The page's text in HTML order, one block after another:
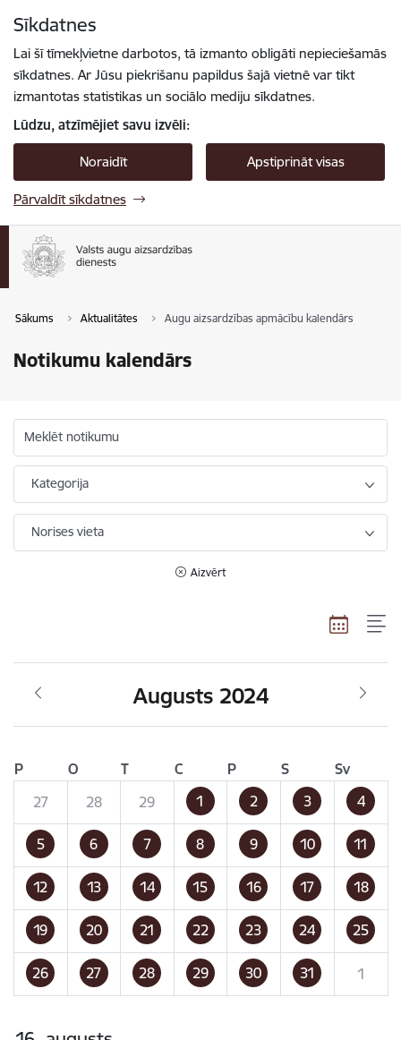
Sīkdatnes
Lai šī tīmekļvietne darbotos, tā izmanto obligāti nepieciešamās
sīkdatnes. Ar Jūsu piekrišanu papildus šajā vietnē var tikt
izmantotas statistikas un sociālo mediju sīkdatnes.
Lūdzu, atzīmējiet savu izvēli:
Noraidīt Apstiprināt visas
Pārvaldīt sīkdatnes
Sākums Aktualitātes Augu aizsardzības apmācību kalendārs
Notikumu kalendārs
Meklēt notikumu
Kategorija
Norises vieta
Aizvērt
Augusts 2024
P O T C P S
Sv
27
28 29 1 2 3 4
5 6 7 8 9 10 11
12 13 14 15 16 17 18
19 20 21 22 23 24 25
26 27 28 29 30 31 1